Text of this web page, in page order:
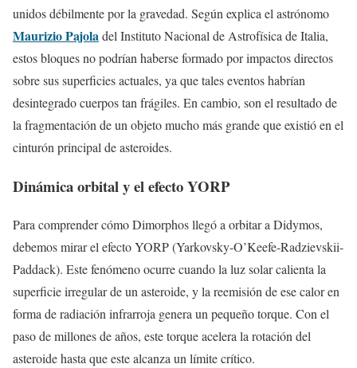
unidos débilmente por la gravedad. Según explica el astrónomo
Maurizio Pajoladel Instituto Nacional de Astrofísica de Italia,
estos bloques no podrían haberse formado por impactos directos
sobre sus superficies actuales, ya que tales eventos habrían
desintegrado cuerpos tan frágiles. En cambio, son el resultado de
la fragmentación de un objeto mucho más grande que existió en el
cinturón principal de asteroides.
Dinámica orbital y el efecto YORP
Para comprender cómo Dimorphos llegó a orbitar a Didymos,
debemos mirar el efecto YORP (Yarkovsky-O’Keefe-Radzievskii-
Paddack). Este fenómeno ocurre cuando la luz solar calienta la
superficie irregular de un asteroide, y la reemisión de ese calor en
forma de radiación infrarroja genera un pequeño torque. Con el
paso de millones de años, este torque acelera la rotación del
asteroide hasta que este alcanza un límite crítico.